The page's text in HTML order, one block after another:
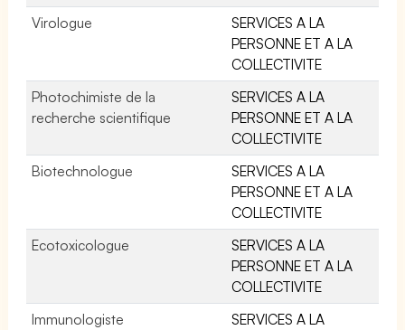
Virologue
SERVICES A LA
PERSONNE ET A LA
COLLECTIVITE
Photochimiste de la
recherche scientifique
SERVICES A LA
PERSONNE ET A LA
COLLECTIVITE
Biotechnologue
SERVICES A LA
PERSONNE ET A LA
COLLECTIVITE
Ecotoxicologue
SERVICES A LA
PERSONNE ET A LA
COLLECTIVITE
Immunologiste
SERVICES A LA